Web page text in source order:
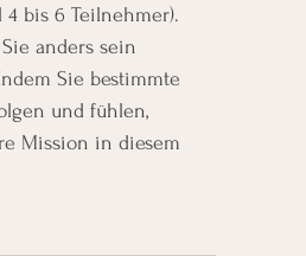
bis 6 Teilnehmer).
anders sein
Sie bestimmte
und fühlen,
Mission in diesem